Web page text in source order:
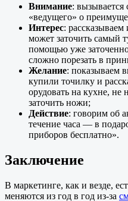
Внимание:
«ведущего» о
Интерес: рассказываем
может заточить самый
помощью уже
сложно порезать в
Желание: показываем
купили точилку и
орудовать на кухне,
заточить ножи;
Действие: говорим об
течение часа — в
приборов бесплатно».
Заключение
В маркетинге, как и везде,
меняются из год в год из-за